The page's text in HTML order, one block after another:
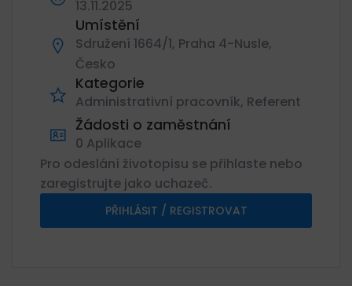
13.11.2025
Umístění
Sdružení 1664/1, Praha 4-Nusle,
Česko
Kategorie
Administrativní pracovník Referent
Žádosti o zaměstnání
0 Aplikace
Pro odeslání životopisu se přihlaste nebo
zaregistrujte jako uchazeč.
PŘIHLÁSIT / REGISTROVAT